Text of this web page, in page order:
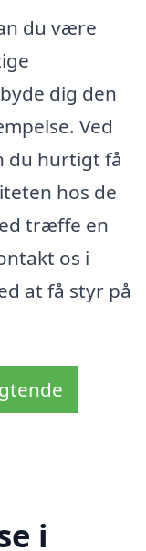
du være
dig den
Ved
du hurtigt få
hos de
træffe en
os i
at få styr på
i